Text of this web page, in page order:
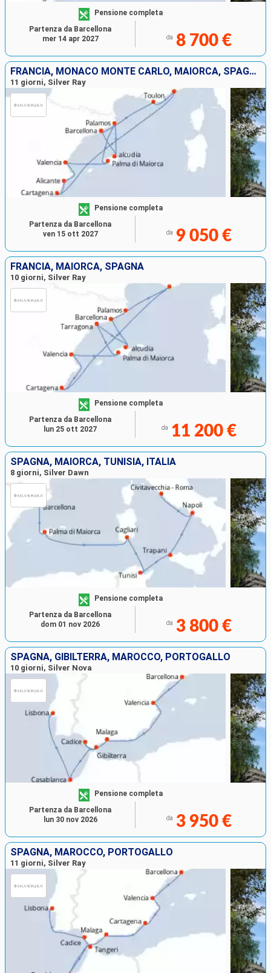
Pensione completa
da 8 700 €
Partenza da Barcellona
mer 14 apr 2027
FRANCIA, MONACO MONTE CARLO, MAIORCA, SPAGNA
11 giorni, Silver Ray
Pensione completa
da 9 050 €
Partenza da Barcellona
ven 15 ott 2027
FRANCIA, MAIORCA, SPAGNA
10 giorni, Silver Ray
Pensione completa
da 11 200 €
Partenza da Barcellona
lun 25 ott 2027
SPAGNA, MAIORCA, TUNISIA, ITALIA
8 giorni, Silver Dawn
Pensione completa
da 3 800 €
Partenza da Barcellona
dom 01 nov 2026
SPAGNA, GIBILTERRA, MAROCCO, PORTOGALLO
10 giorni, Silver Nova
Pensione completa
da 3 950 €
Partenza da Barcellona
lun 30 nov 2026
SPAGNA, MAROCCO, PORTOGALLO
11 giorni, Silver Ray